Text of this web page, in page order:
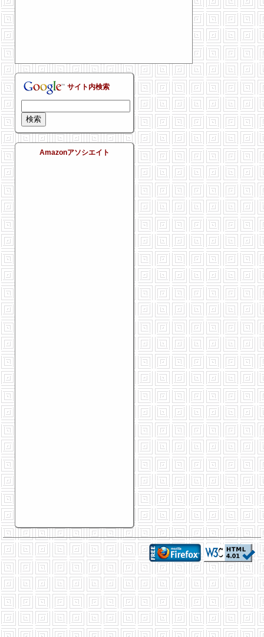
サイト内検索
Amazonアソシエイト